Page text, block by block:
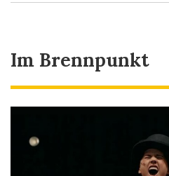
Im Brennpunkt